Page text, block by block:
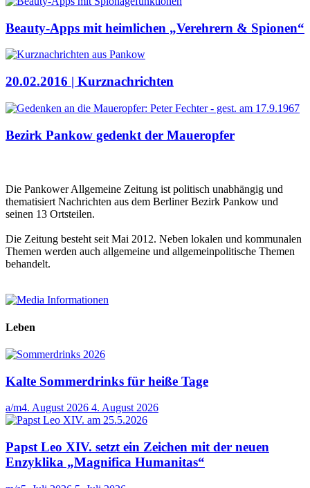
Beauty-Apps mit heimlichen „Verehrern & Spionen“
20.02.2016 | Kurznachrichten
Bezirk Pankow gedenkt der Maueropfer
Die Pankower Allgemeine Zeitung ist politisch unabhängig und
thematisiert Nachrichten aus dem Berliner Bezirk Pankow und
seinen 13 Ortsteilen.
Die Zeitung besteht seit Mai 2012. Neben lokalen und kommunalen
Themen werden auch allgemeine und allgemeinpolitische Themen
behandelt.
Leben
Kalte Sommerdrinks für heiße Tage
a/m4. August 2026 4. August 2026
Papst Leo XIV. setzt ein Zeichen mit der neuen
Enzyklika „Magnifica Humanitas“